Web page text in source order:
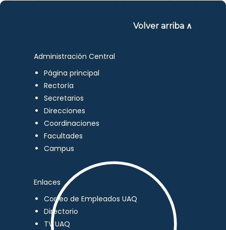
Volver arriba ∧
Administración Central
Página principal
Rectoría
Secretarios
Direcciones
Coordinaciones
Facultades
Campus
Enlaces
Correo de Empleados UAQ
Directorio
TV UAQ